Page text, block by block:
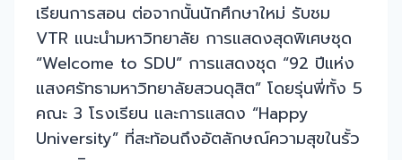
เรียนการสอน ต่อจากนั้นนักศึกษาใหม่ รับชม
VTR แนะนำมหาวิทยาลัย การแสดงสุดพิเศษชุด
“Welcome to SDU” การแสดงชุด “92 ปีแห่ง
แสงศรัทธามหาวิทยาลัยสวนดุสิต” โดยรุ่นพี่ทั้ง 5
คณะ 3 โรงเรียน และการแสดง “Happy
University” ที่สะท้อนถึงอัตลักษณ์ความสุขในรั้ว